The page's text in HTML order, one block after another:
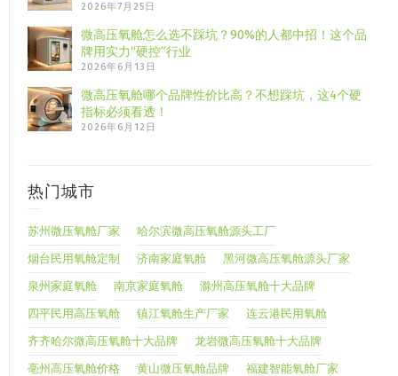
2026年7月25日
微高压氧舱怎么选不踩坑？90%的人都中招！这个品
牌用实力“硬控”行业
2026年6月13日
微高压氧舱哪个品牌性价比高？不想踩坑，这4个硬
指标必须看透！
2026年6月12日
热门城市
苏州微压氧舱厂家 哈尔滨微高压氧舱源头工厂
烟台民用氧舱定制 济南家庭氧舱 黑河微高压氧舱源头厂家
泉州家庭氧舱 南京家庭氧舱 滁州高压氧舱十大品牌
四平民用高压氧舱 镇江氧舱生产厂家 连云港民用氧舱
齐齐哈尔微高压氧舱十大品牌 龙岩微高压氧舱十大品牌
亳州高压氧舱价格 黄山微压氧舱品牌 福建智能氧舱厂家